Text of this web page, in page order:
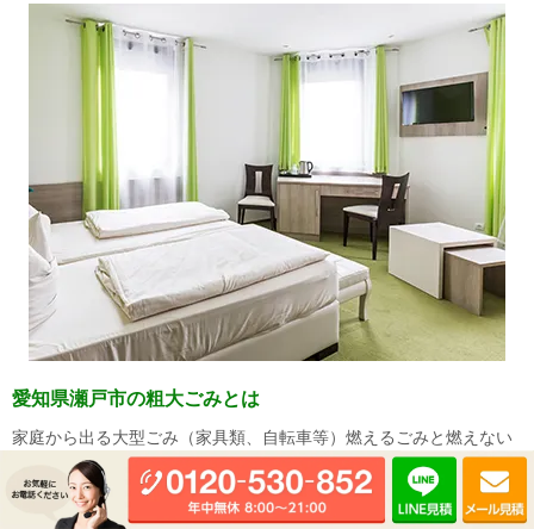
愛知県瀬戸市の粗大ごみとは
家庭から出る大型ごみ（家具類、自転車等） 燃えるごみと燃えない
ごみのうち、指定袋に入らない大きさのごみが粗大ごみになりま
す。